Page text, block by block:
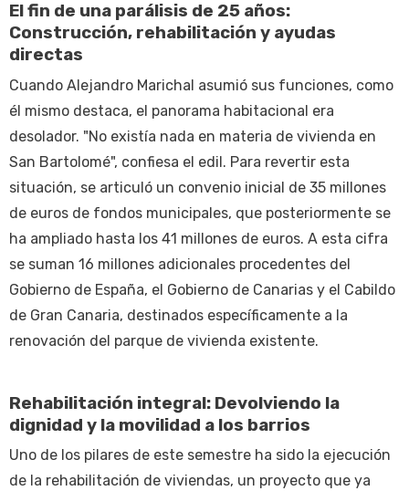
El fin de una parálisis de 25 años:
Construcción, rehabilitación y ayudas
directas
Cuando Alejandro Marichal asumió sus funciones, como
él mismo destaca, el panorama habitacional era
desolador. "No existía nada en materia de vivienda en
San Bartolomé", confiesa el edil. Para revertir esta
situación, se articuló un convenio inicial de 35 millones
de euros de fondos municipales, que posteriormente se
ha ampliado hasta los 41 millones de euros. A esta cifra
se suman 16 millones adicionales procedentes del
Gobierno de España, el Gobierno de Canarias y el Cabildo
de Gran Canaria, destinados específicamente a la
renovación del parque de vivienda existente.
Rehabilitación integral: Devolviendo la
dignidad y la movilidad a los barrios
Uno de los pilares de este semestre ha sido la ejecución
de la rehabilitación de viviendas, un proyecto que ya